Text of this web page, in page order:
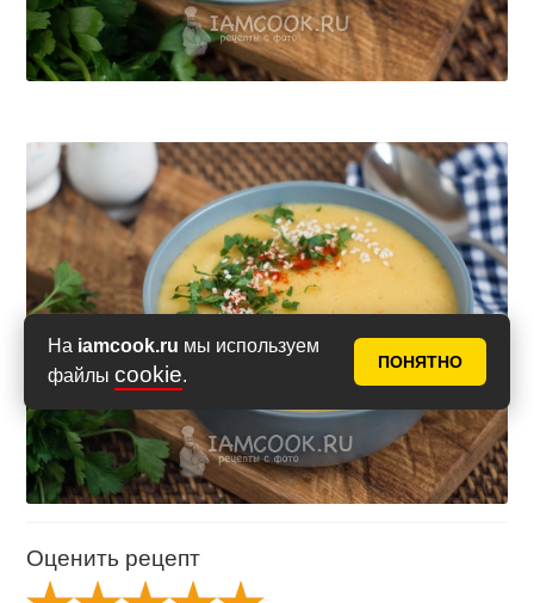
На iamcook.ru мы используем
файлы cookie.
ПОНЯТНО
Оценить рецепт